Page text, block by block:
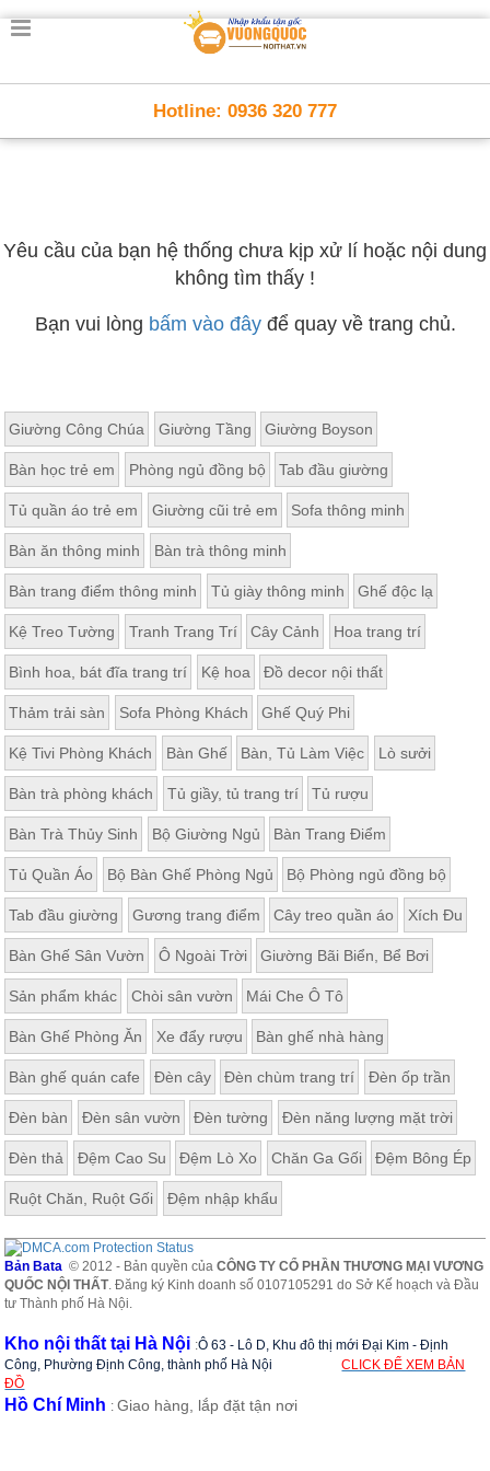
Hotline: 0936 320 777
Yêu cầu của bạn hệ thống chưa kịp xử lí hoặc nội dung
không tìm thấy !
Bạn vui lòng bấm vào đâyđể quay về trang chủ.
Giường Công Chúa Giường Tầng Giường Boyson
Bàn học trẻ em Phòng ngủ đồng bộ Tab đầu giường
Tủ quần áo trẻ em Giường cũi trẻ em Sofa thông minh
Bàn ăn thông minh Bàn trà thông minh
Bàn trang điểm thông minh Tủ giày thông minh Ghế độc lạ
Kệ Treo Tường Tranh Trang Trí Cây Cảnh Hoa trang trí
Bình hoa, bát đĩa trang trí Kệ hoa Đồ decor nội thất
Thảm trải sàn Sofa Phòng Khách Ghế Quý Phi
Kệ Tivi Phòng Khách Bàn Ghế Bàn, Tủ Làm Việc Lò sưởi
Bàn trà phòng khách Tủ giầy, tủ trang trí Tủ rượu
Bàn Trà Thủy Sinh Bộ Giường Ngủ Bàn Trang Điểm
Tủ Quần Áo Bộ Bàn Ghế Phòng Ngủ Bộ Phòng ngủ đồng bộ
Tab đầu giường Gương trang điểm Cây treo quần áo Xích Đu
Bàn Ghế Sân Vườn Ô Ngoài Trời Giường Bãi Biển, Bể Bơi
Sản phẩm khác Chòi sân vườn Mái Che Ô Tô
Bàn Ghế Phòng Ăn Xe đẩy rượu Bàn ghế nhà hàng
Bàn ghế quán cafe Đèn cây Đèn chùm trang trí Đèn ốp trần
Đèn bàn Đèn sân vườn Đèn tường Đèn năng lượng mặt trời
Đèn thả Đệm Cao Su Đệm Lò Xo Chăn Ga Gối Đệm Bông Ép
Ruột Chăn, Ruột Gối Đệm nhập khẩu
Bản Bata © 2012 - Bản quyền củaCÔNG TY CỔ PHẦN THƯƠNG MẠI VƯƠNG
QUỐC NỘI THẤT. Đăng ký Kinh doanh số 0107105291 do Sở Kế hoạch và Đầu
tư Thành phố Hà Nội.
Kho nội thất tại Hà Nội :Ô 63 - Lô D, Khu đô thị mới Đại Kim - Định
Công, Phường Định Công, thành phố Hà Nội
CLICK ĐỂ XEM BẢN
ĐỒ
Hồ Chí Minh :Giao hàng, lắp đặt tận nơi